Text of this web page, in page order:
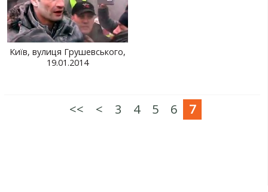
Київ, вулиця Грушевського,
19.01.2014
<< < 3 4 5 6 7